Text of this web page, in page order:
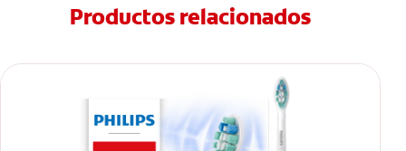
Productos relacionados